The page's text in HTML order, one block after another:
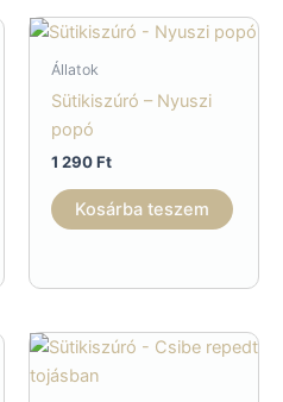
Állatok
Sütikiszúró – Nyuszi
popó
1 290Ft
Kosárba teszem